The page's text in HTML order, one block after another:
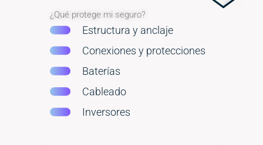
¿Qué protege mi seguro?
Estructura y anclaje
Conexiones y protecciones
Baterías
Cableado
Inversores